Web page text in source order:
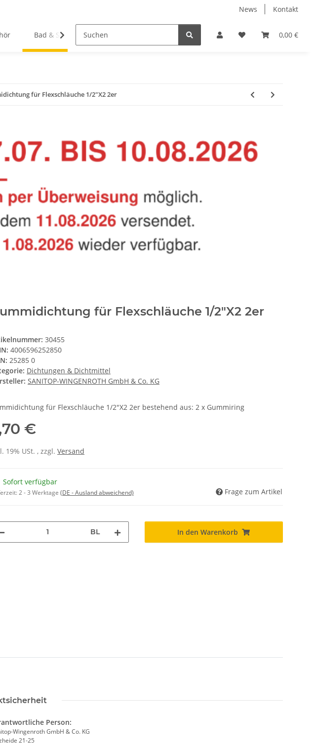
News Kontakt
0,00 €
Bad & Sanitär Belüftung & Entlüftung
für Flexschläuche 1/2"X2 2er
für Flexschläuche 1/2"X2 2er
30455
4006596252850
25285 0
Dichtungen & Dichtmittel
SANITOP-WINGENROTH GmbH & Co. KG
für Flexschläuche 1/2"X2 2er bestehend aus: 2 x Gummiring
€
19% USt. , zzgl. Versand
Sofort verfügbar
2 - 3 Werktage (DE - Ausland abweichend) Frage zum Artikel
BL In den Warenkorb
Person:
Wingenroth GmbH & Co. KG
21-25